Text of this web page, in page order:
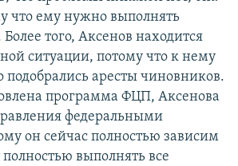
что ему нужно выполнять
того, Аксенов находится
ситуации, потому что к нему
подобрались аресты чиновников.
программа ФЦП, Аксенова
федеральными
он сейчас полностью зависим
выполнять все